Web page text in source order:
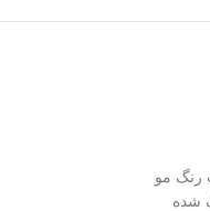
رنگ مو
شده